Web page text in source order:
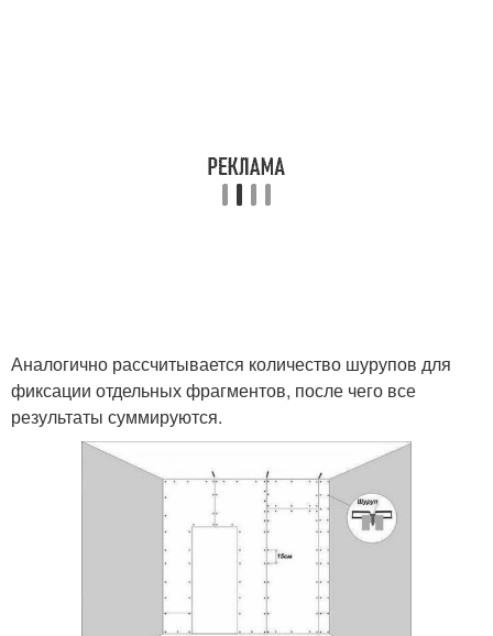
Аналогично рассчитывается количество шурупов для
фиксации отдельных фрагментов, после чего все
результаты суммируются.